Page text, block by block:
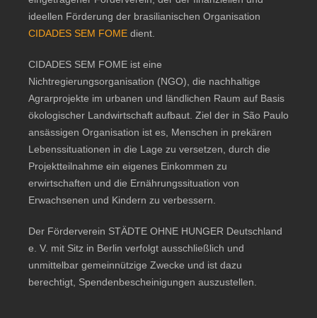
ideellen Förderung der brasilianischen Organisation
CIDADES SEM FOME dient.
CIDADES SEM FOME ist eine
Nichtregierungsorganisation (NGO), die nachhaltige
Agrarprojekte im urbanen und ländlichen Raum auf Basis
ökologischer Landwirtschaft aufbaut. Ziel der in São Paulo
ansässigen Organisation ist es, Menschen in prekären
Lebenssituationen in die Lage zu versetzen, durch die
Projektteilnahme ein eigenes Einkommen zu
erwirtschaften und die Ernährungssituation von
Erwachsenen und Kindern zu verbessern.
Der Förderverein STÄDTE OHNE HUNGER Deutschland
e. V. mit Sitz in Berlin verfolgt ausschließlich und
unmittelbar gemeinnützige Zwecke und ist dazu
berechtigt, Spendenbescheinigungen auszustellen.